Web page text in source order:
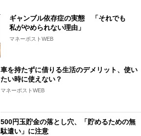
ギャンブル依存症の実態 「それでも
私がやめられない理由」
マネーポストWEB
車を持たずに借りる生活のデメリット、使い
たい時に使えない？
マネーポストWEB
500円玉貯金の落とし穴、「貯めるための無
駄遣い」に注意